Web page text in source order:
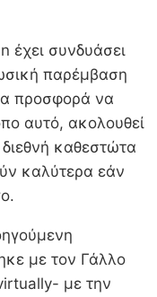
έχει συνδυάσει
παρέμβαση
προσφορά να
αυτό, ακολουθεί
καθεστώτα
καλύτερα εάν
με τον Γάλλο
με την